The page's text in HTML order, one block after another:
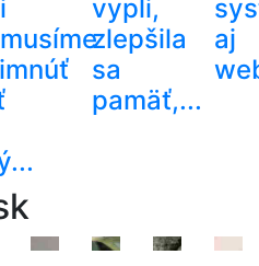
vypli,
zlepšila
sa
pamäť,...
aj